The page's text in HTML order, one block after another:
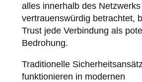
alles innerhalb des
vertrauenswürdig betrachtet,
Trust jede Verbindung als
Bedrohung.
Traditionelle
funktionieren in modernen